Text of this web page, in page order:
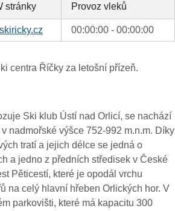
stránky Provoz vleků
00:00:00 - 00:00:00
centra Říčky za letošní přízeň.
Ski klub Ústí nad Orlicí, se nachází
nadmořské výšce 752-992 m.n.m. Díky
tratí a jejich délce se jedná o
a jedno z předních středisek v České
Pěticestí, které je opodál vrchu
na celý hlavní hřeben Orlických hor. V
parkovišti, které má kapacitu 300